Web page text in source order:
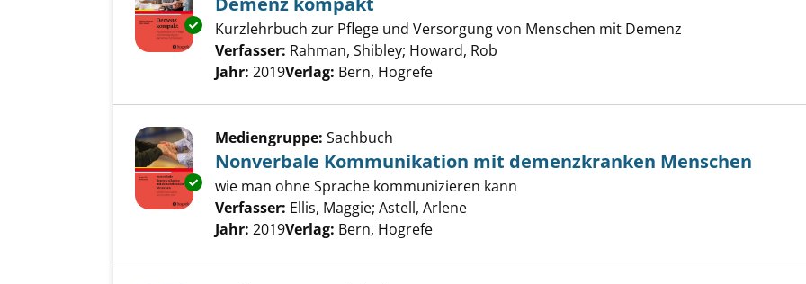
Exemplar-Details von Demenz kompakt anzeigen
Kurzlehrbuch zur Pflege und Versorgung von Menschen mit Demenz
Verfasser: Rahman, Shibley; Howard, Rob
Jahr: 2019Verlag: Bern, Hogrefe
Exemplar-Details von Nonverbale Kommunikation mit demenzkranken Menschen
Mediengruppe: Sachbuch
Nonverbale Kommunikation mit demenzkranken Menschen
wie man ohne Sprache kommunizieren kann
Verfasser: Ellis, Maggie; Astell, Arlene
Jahr: 2019Verlag: Bern, Hogrefe